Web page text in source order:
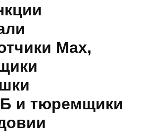
Max,
и тюремщики